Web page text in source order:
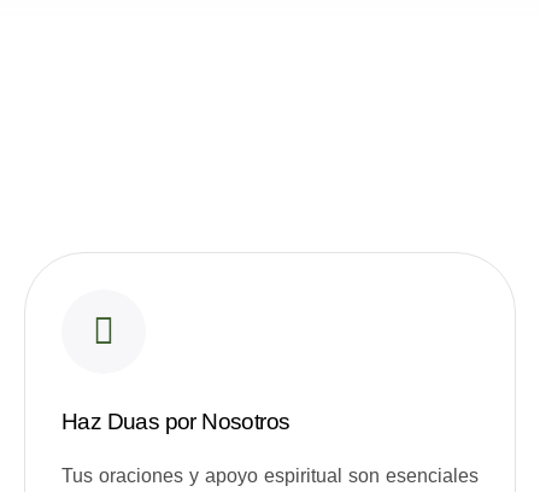
Haz Duas por Nosotros
Tus oraciones y apoyo espiritual son esenciales